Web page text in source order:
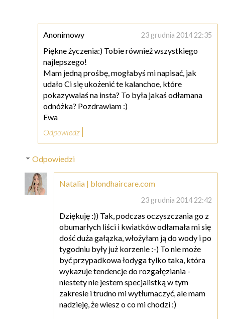
Anonimowy 23 grudnia 2014 22:35
Piękne życzenia:) Tobie również wszystkiego
najlepszego!
Mam jedną prośbę, mogłabyś mi napisać, jak
udało Ci się ukożenić te kalanchoe, które
pokazywalaś na insta? To była jakaś odłamana
odnóżka? Pozdrawiam :)
Ewa
Odpowiedz
Odpowiedzi
Natalia | blondhaircare.com
23 grudnia 2014 22:42
Dziękuję :)) Tak, podczas oczyszczania go z
obumarłych liści i kwiatków odłamała mi się
dość duża gałązka, włożyłam ją do wody i po
tygodniu były już korzenie :-) To nie może
być przypadkowa łodyga tylko taka, która
wykazuje tendencje do rozgałęziania -
niestety nie jestem specjalistką w tym
zakresie i trudno mi wytłumaczyć, ale mam
nadzieję, że wiesz o co mi chodzi :)